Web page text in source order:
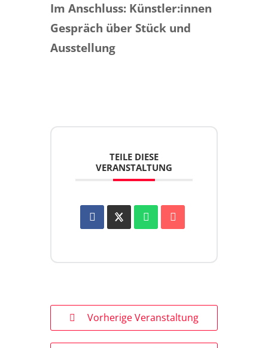
Im Anschluss: Künstler:innen
Gespräch über Stück und
Ausstellung
TEILE DIESE
VERANSTALTUNG
Vorherige Veranstaltung